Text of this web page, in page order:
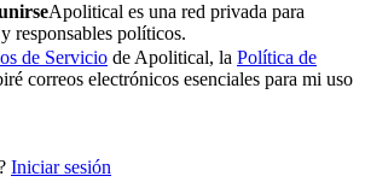
Apolitical es una red privada para
responsables políticos.
de Servicio de Apolitical, la Política de
correos electrónicos esenciales para mi uso
Iniciar sesión